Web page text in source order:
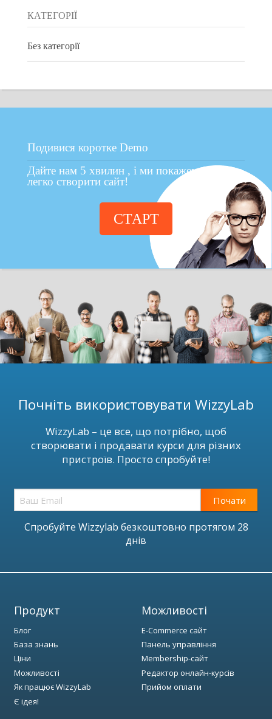
КАТЕГОРІЇ
Без категорії
Подивися коротке Demo
Дайте нам 5 хвилин , і ми покажемо Вам як
легко створити сайт!
СТАРТ
Почніть використовувати WizzyLab
WizzyLab – це все, що потрібно, щоб
створювати і продавати курси для різних
пристроїв. Просто спробуйте!
Почати
Спробуйте Wizzylab безкоштовно протягом 28
днів
Продукт
Блог
База знань
Ціни
Можливості
Як працює WizzyLab
Є ідея!
Можливості
E-Commerce сайт
Панель управління
Membership-сайт
Редактор онлайн-курсів
Прийом оплати